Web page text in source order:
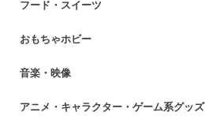
フード・スイーツ
おもちゃホビー
音楽・映像
アニメ・キャラクター・ゲーム系グッズ